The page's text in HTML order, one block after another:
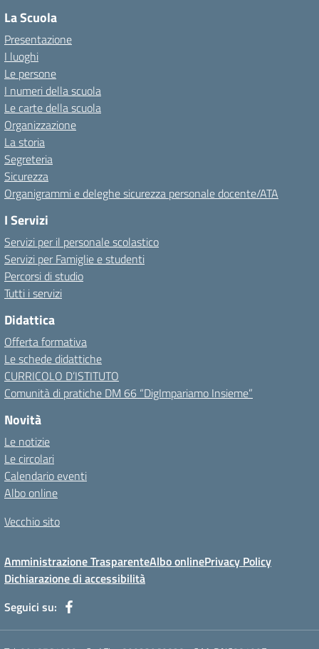
La Scuola
Presentazione
I luoghi
Le persone
I numeri della scuola
Le carte della scuola
Organizzazione
La storia
Segreteria
Sicurezza
Organigrammi e deleghe sicurezza personale docente/ATA
I Servizi
Servizi per il personale scolastico
Servizi per Famiglie e studenti
Percorsi di studio
Tutti i servizi
Didattica
Offerta formativa
Le schede didattiche
CURRICOLO D’ISTITUTO
Comunità di pratiche DM 66 “DigImpariamo Insieme”
Novità
Le notizie
Le circolari
Calendario eventi
Albo online
Vecchio sito
Amministrazione TrasparenteAlbo onlinePrivacy Policy
Dichiarazione di accessibilità
Seguici su: